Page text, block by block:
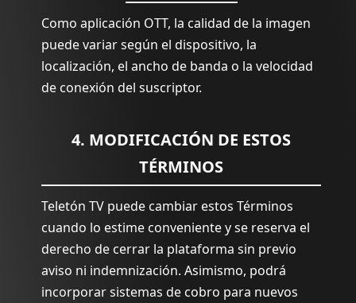
Como aplicación OTT, la calidad de la imagen
puede variar según el dispositivo, la
localización, el ancho de banda o la velocidad
de conexión del suscriptor.
4. MODIFICACIÓN DE ESTOS
TÉRMINOS
Teletón TV puede cambiar estos Términos
cuando lo estime conveniente y se reserva el
derecho de cerrar la plataforma sin previo
aviso ni indemnización. Asimismo, podrá
incorporar sistemas de cobro para nuevos